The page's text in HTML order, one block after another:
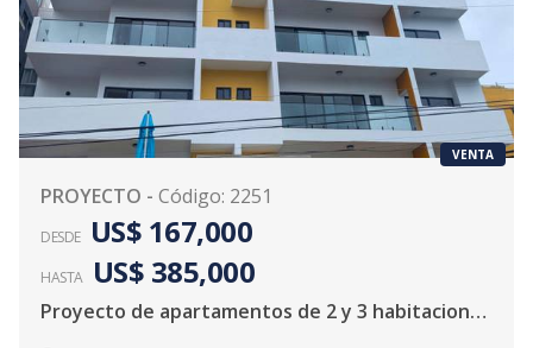
VENTA
PROYECTO - Código: 2251
DESDE US$ 167,000
HASTA US$ 385,000
Proyecto de apartamentos de 2 y 3 habitaciones, casi listo para la entrega en Colinas Del Seminario